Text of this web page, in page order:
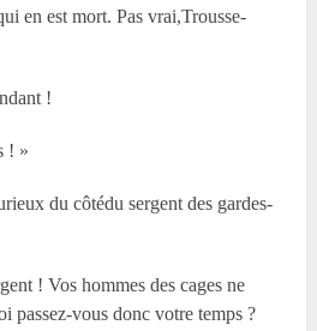
en est mort. Pas vrai,Trousse-
!
! »
du côtédu sergent des gardes-
! Vos hommes des cages ne
passez-vous donc votre temps ?